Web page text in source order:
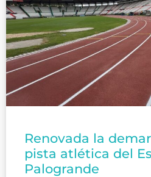
Renovada la
pista atlética del
Palogrande